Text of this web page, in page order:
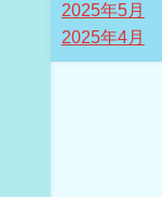
2025年5月
2025年4月